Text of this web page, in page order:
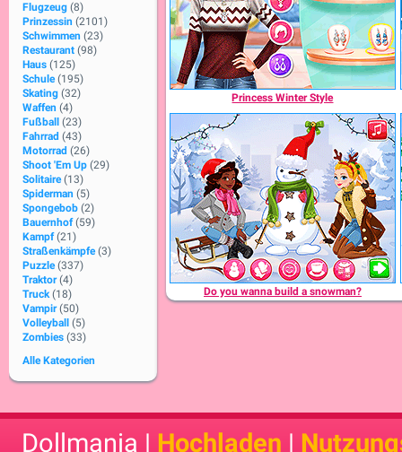
Flugzeug (8)
Prinzessin (2101)
Schwimmen (23)
Restaurant (98)
Haus (125)
Schule (195)
Skating (32)
Waffen (4)
Fußball
(23)
Fahrrad (43)
Motorrad (26)
Shoot 'Em Up (29)
Solitaire (13)
Spiderman (5)
Spongebob (2)
Bauernhof (59)
Kampf (21)
Straßenkämpfe (3)
Puzzle (337)
Traktor (4)
Truck (18)
Vampir (50)
Volleyball
(5)
Zombies (33)
Alle Kategorien
Princess Winter Style
Do you wanna build a snowman?
Dollmania | Hochladen |